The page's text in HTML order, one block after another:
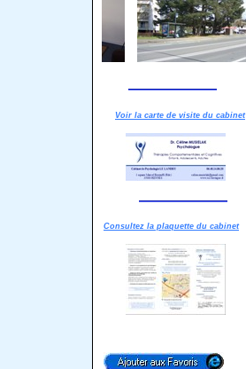
Voir la carte de visite du cabinet
Consultez la plaquette du cabinet